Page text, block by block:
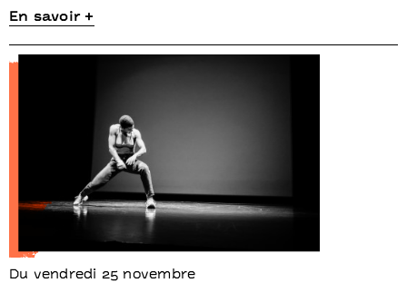
En savoir +
Du vendredi 25 novembre